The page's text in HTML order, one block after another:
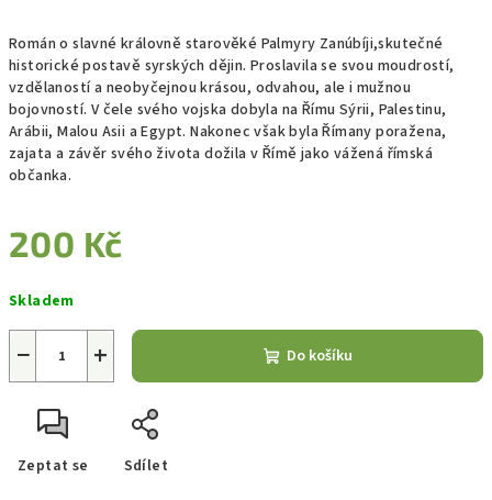
Román o slavné královně starověké Palmyry Zanúbíji,skutečné
historické postavě syrských dějin. Proslavila se svou moudrostí,
vzdělaností a neobyčejnou krásou, odvahou, ale i mužnou
bojovností. V čele svého vojska dobyla na Římu Sýrii, Palestinu,
Arábii, Malou Asii a Egypt. Nakonec však byla Římany poražena,
zajata a závěr svého života dožila v Římě jako vážená římská
občanka.
200 Kč
cena:
Skladem
+
− Do košíku
Zeptat se Sdílet